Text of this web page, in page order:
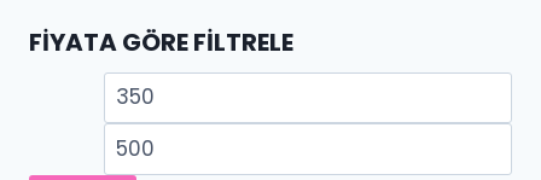
FIYATA GÖRE FILTRELE
En
düşük